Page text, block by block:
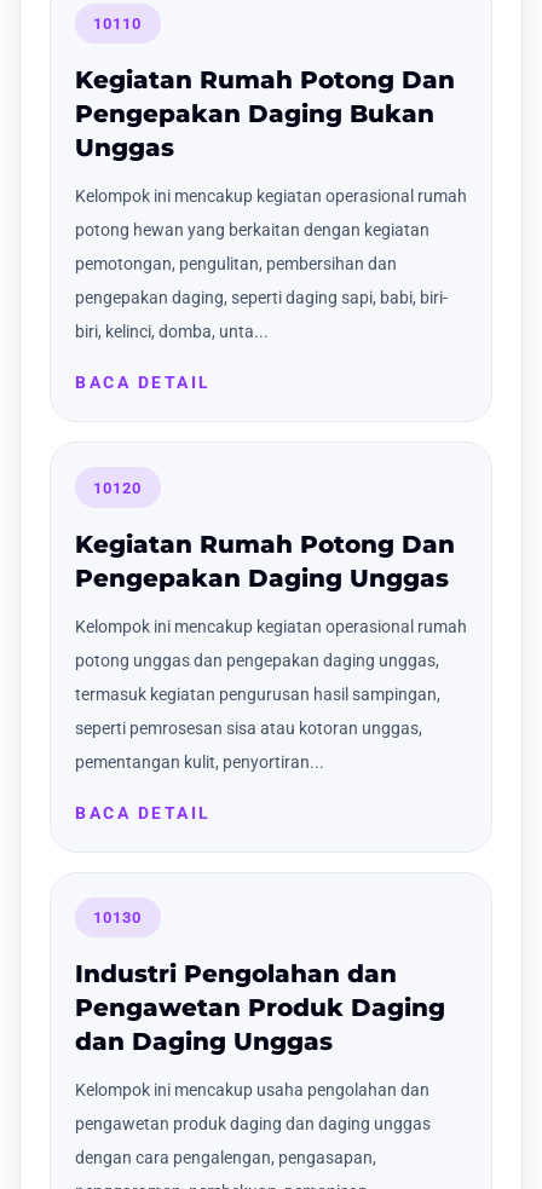
10110
Kegiatan Rumah Potong Dan
Pengepakan Daging Bukan
Unggas
Kelompok ini mencakup kegiatan operasional rumah
potong hewan yang berkaitan dengan kegiatan
pemotongan, pengulitan, pembersihan dan
pengepakan daging, seperti daging sapi, babi, biri-
biri, kelinci, domba, unta...
BACA DETAIL
10120
Kegiatan Rumah Potong Dan
Pengepakan Daging Unggas
Kelompok ini mencakup kegiatan operasional rumah
potong unggas dan pengepakan daging unggas,
termasuk kegiatan pengurusan hasil sampingan,
seperti pemrosesan sisa atau kotoran unggas,
pementangan kulit, penyortiran...
BACA DETAIL
10130
Industri Pengolahan dan
Pengawetan Produk Daging
dan Daging Unggas
Kelompok ini mencakup usaha pengolahan dan
pengawetan produk daging dan daging unggas
dengan cara pengalengan, pengasapan,